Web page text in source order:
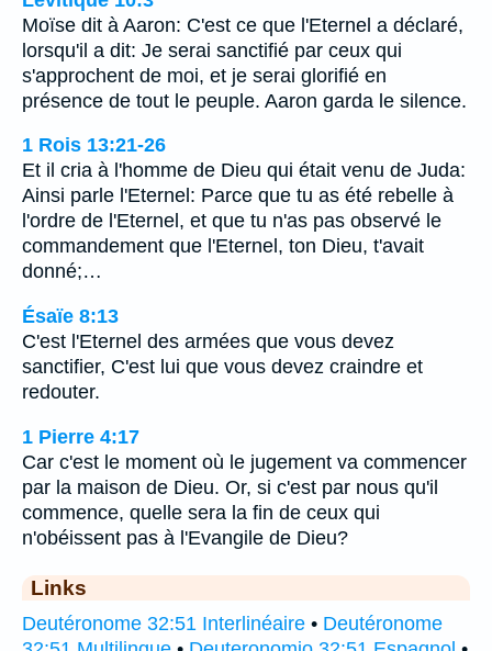
Moïse dit à Aaron: C'est ce que l'Eternel a déclaré,
lorsqu'il a dit: Je serai sanctifié par ceux qui
s'approchent de moi, et je serai glorifié en
présence de tout le peuple. Aaron garda le silence.
1 Rois 13:21-26
Et il cria à l'homme de Dieu qui était venu de Juda:
Ainsi parle l'Eternel: Parce que tu as été rebelle à
l'ordre de l'Eternel, et que tu n'as pas observé le
commandement que l'Eternel, ton Dieu, t'avait
donné;…
Ésaïe 8:13
C'est l'Eternel des armées que vous devez
sanctifier, C'est lui que vous devez craindre et
redouter.
1 Pierre 4:17
Car c'est le moment où le jugement va commencer
par la maison de Dieu. Or, si c'est par nous qu'il
commence, quelle sera la fin de ceux qui
n'obéissent pas à l'Evangile de Dieu?
Links
Deutéronome 32:51 Interlinéaire • Deutéronome